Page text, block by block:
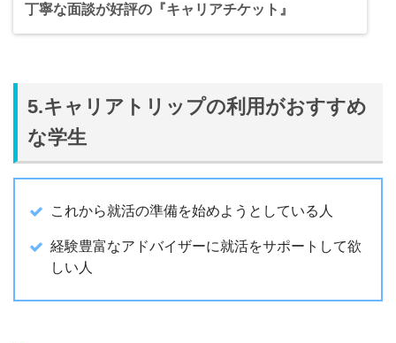
丁寧な面談が好評の『キャリアチケット』
5.キャリアトリップの利用がおすすめ
な学生
これから就活の準備を始めようとしている人
経験豊富なアドバイザーに就活をサポートして欲
しい人